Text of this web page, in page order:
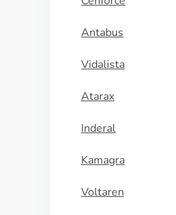
Antabus
Vidalista
Atarax
Inderal
Kamagra
Voltaren